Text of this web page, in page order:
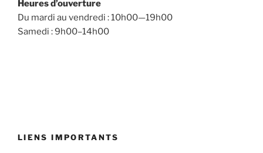
Heures d’ouverture
Du mardi au vendredi : 10h00—19h00
Samedi : 9h00–14h00
LIENS IMPORTANTS